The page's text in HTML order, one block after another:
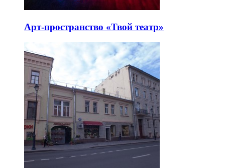
Арт-пространство «Твой театр»